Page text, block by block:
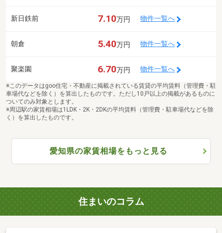
新日鉄前 7.10万円 物件一覧へ
朝倉 5.40万円 物件一覧へ
聚楽園 6.70万円 物件一覧へ
※このデータはgoo住宅・不動産に掲載されている賃貸の平均賃料（管理費・駐
車場代などを除く）を算出したものです。ただし10戸以上の掲載があるものに
ついてのみ対象とします。
※周辺駅の家賃相場は1LDK・2K・2DKの平均賃料（管理費・駐車場代などを除
く）を算出したものです。
愛知県の家賃相場をもっと見る
住まいのコラム